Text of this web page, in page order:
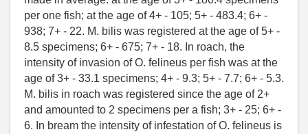
per one fish; at the age of 4+ - 105; 5+ - 483.4; 6+ -
938; 7+ - 22. M. bilis was registered at the age of 5+ -
8.5 specimens; 6+ - 675; 7+ - 18. In roach, the
intensity of invasion of O. felineus per fish was at the
age of 3+ - 33.1 specimens; 4+ - 9.3; 5+ - 7.7; 6+ - 5.3.
M. bilis in roach was registered since the age of 2+
and amounted to 2 specimens per a fish; 3+ - 25; 6+ -
6. In bream the intensity of infestation of O. felineus is